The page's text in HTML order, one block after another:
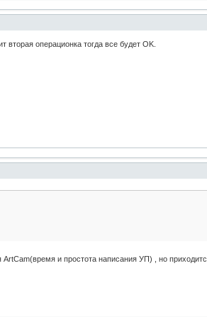
операционка тогда все будет OK.
и простота написания УП) , но